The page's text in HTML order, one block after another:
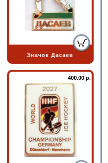
Значок Дасаев
400.00 р.